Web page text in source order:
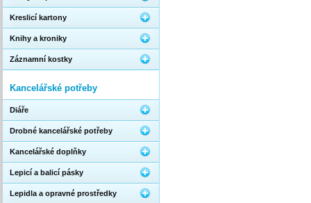
Kreslicí kartony
Knihy a kroniky
Záznamní kostky
Kancelářské potřeby
Diáře
Drobné kancelářské potřeby
Kancelářské doplňky
Lepicí a balicí pásky
Lepidla a opravné prostředky